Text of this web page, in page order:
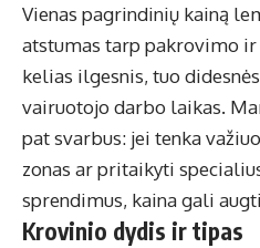
Vienas pagrindinių kainą
atstumas tarp pakrovimo
kelias ilgesnis, tuo
vairuotojo darbo laikas.
pat svarbus: jei tenka
zonas ar pritaikyti
sprendimus, kaina gali
Krovinio dydis ir tipas